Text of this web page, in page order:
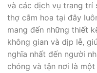
và các dịch vụ trang trí
thợ cắm hoa tại đây
mang đến những thiết
không gian và dịp lễ,
nghĩa nhất đến người
chóng và tận nơi là